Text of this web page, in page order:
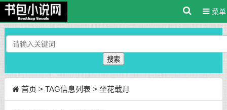
菜单
搜索
首页 > TAG信息列表 > 坐花载月